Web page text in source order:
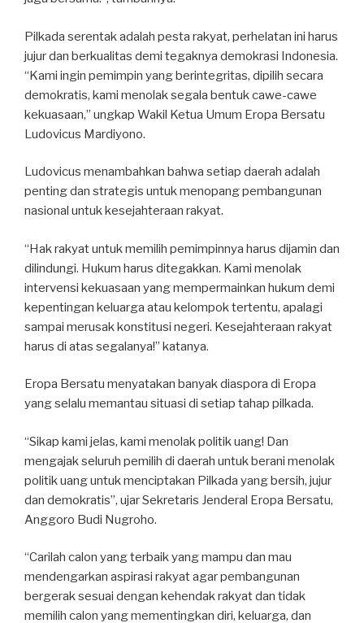
Pilkada serentak adalah pesta rakyat, perhelatan ini harus
jujur dan berkualitas demi tegaknya demokrasi Indonesia.
“Kami ingin pemimpin yang berintegritas, dipilih secara
demokratis, kami menolak segala bentuk cawe-cawe
kekuasaan,” ungkap Wakil Ketua Umum Eropa Bersatu
Ludovicus Mardiyono.
Ludovicus menambahkan bahwa setiap daerah adalah
penting dan strategis untuk menopang pembangunan
nasional untuk kesejahteraan rakyat.
“Hak rakyat untuk memilih pemimpinnya harus dijamin dan
dilindungi. Hukum harus ditegakkan. Kami menolak
intervensi kekuasaan yang mempermainkan hukum demi
kepentingan keluarga atau kelompok tertentu, apalagi
sampai merusak konstitusi negeri. Kesejahteraan rakyat
harus di atas segalanya!” katanya.
Eropa Bersatu menyatakan banyak diaspora di Eropa
yang selalu memantau situasi di setiap tahap pilkada.
“Sikap kami jelas, kami menolak politik uang! Dan
mengajak seluruh pemilih di daerah untuk berani menolak
politik uang untuk menciptakan Pilkada yang bersih, jujur
dan demokratis”, ujar Sekretaris Jenderal Eropa Bersatu,
Anggoro Budi Nugroho.
“Carilah calon yang terbaik yang mampu dan mau
mendengarkan aspirasi rakyat agar pembangunan
bergerak sesuai dengan kehendak rakyat dan tidak
memilih calon yang mementingkan diri, keluarga, dan